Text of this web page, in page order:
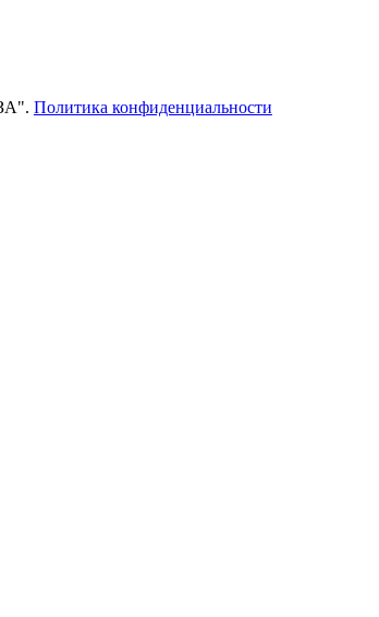
Политика конфиденциальности